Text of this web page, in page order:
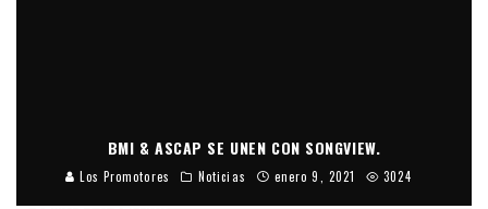
BMI & ASCAP SE UNEN CON SONGVIEW.
Los Promotores Noticias enero 9, 2021 3024